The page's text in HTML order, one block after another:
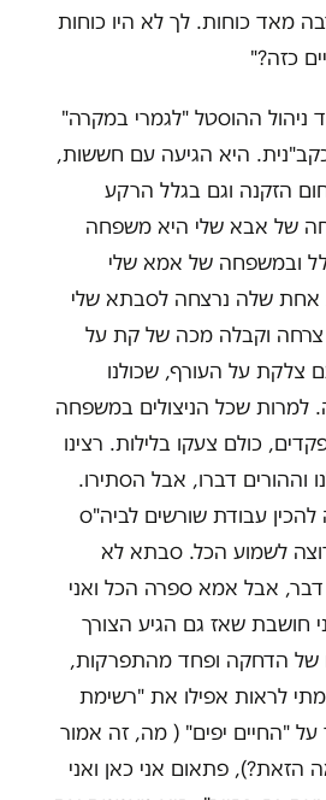
מאד כוחות. לך לא היו כוחות
כזה?"
ניהול ההוסטל "לגמרי במקרה"
היא הגיעה עם חששות,
הזקנה וגם בגלל הרקע
של אבא שלי היא משפחה
ובמשפחה של אמא שלי
אחת שלה נרצחה לסבתא שלי
צרחה וקבלה מכה של קת על
צלקת על העורף, שכולנו
למרות שכל הניצולים במשפחה
כולם צעקו בלילות. רצינו
דברו, אבל הסתירו.
צריכה להכין עבודת שורשים לביה"ס
לשמוע הכל. סבתא לא
אבל אמא ספרה הכל ואני
חושבת שאז גם הגיע הצורך
של הדחקה ופחד מהתפרקות,
לראות אפילו את "רשימת
"החיים יפים" ( מה, זה אמור
הזאת?), פתאום אני כאן ואני